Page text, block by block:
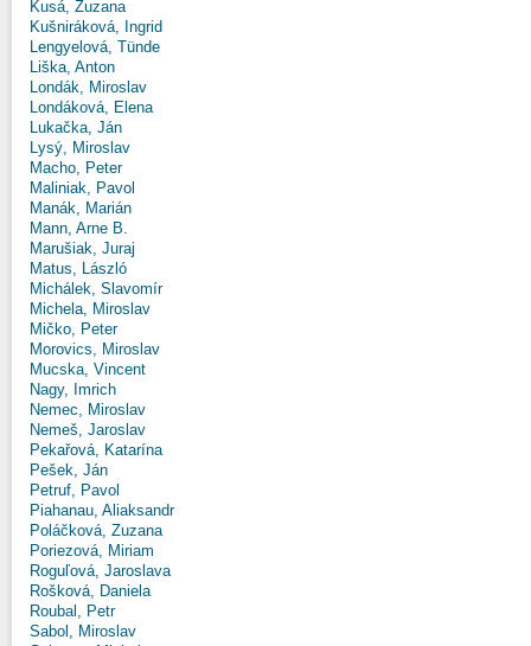
Kusá, Zuzana
Kušniráková, Ingrid
Lengyelová, Tünde
Liška, Anton
Londák, Miroslav
Londáková, Elena
Lukačka, Ján
Lysý, Miroslav
Macho, Peter
Maliniak, Pavol
Manák, Marián
Mann, Arne B.
Marušiak, Juraj
Matus, László
Michálek, Slavomír
Michela, Miroslav
Mičko, Peter
Morovics, Miroslav
Mucska, Vincent
Nagy, Imrich
Nemec, Miroslav
Nemeš, Jaroslav
Pekařová, Katarína
Pešek, Ján
Petruf, Pavol
Piahanau, Aliaksandr
Poláčková, Zuzana
Poriezová, Miriam
Roguľová, Jaroslava
Rošková, Daniela
Roubal, Petr
Sabol, Miroslav